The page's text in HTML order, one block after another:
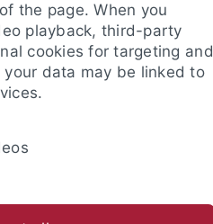
EINRICHTUNGEN
Im Dialog Karriere
the page. When you
playback, third-party
cookies for targeting and
data may be linked to